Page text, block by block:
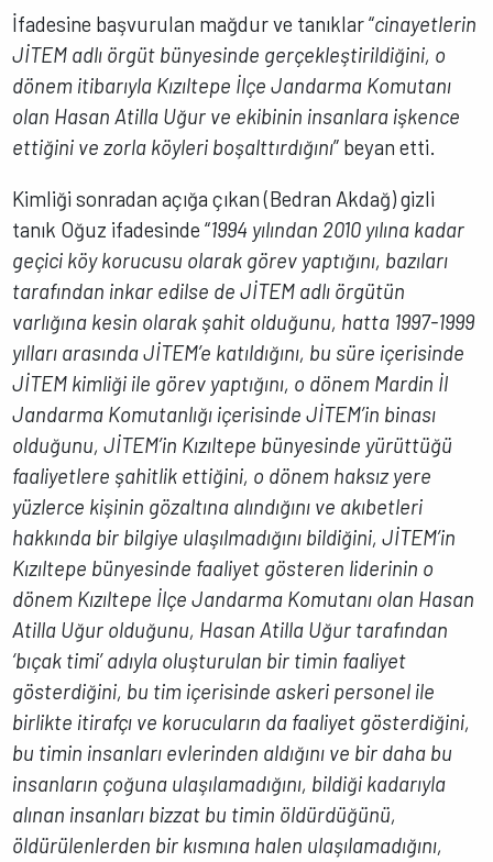
İfadesine başvurulan mağdur ve tanıklar “cinayetlerin
JİTEM adlı örgüt bünyesinde gerçekleştirildiğini, o
dönem itibarıyla Kızıltepe İlçe Jandarma Komutanı
olan Hasan Atilla Uğur ve ekibinin insanlara işkence
ettiğini ve zorla köyleri boşalttırdığını” beyan etti.
Kimliği sonradan açığa çıkan (Bedran Akdağ) gizli
tanık Oğuz ifadesinde “1994 yılından 2010 yılına kadar
geçici köy korucusu olarak görev yaptığını, bazıları
tarafından inkar edilse de JİTEM adlı örgütün
varlığına kesin olarak şahit olduğunu, hatta 1997-1999
yılları arasında JİTEM’e katıldığını, bu süre içerisinde
JİTEM kimliği ile görev yaptığını, o dönem Mardin İl
Jandarma Komutanlığı içerisinde JİTEM’in binası
olduğunu, JİTEM’in Kızıltepe bünyesinde yürüttüğü
faaliyetlere şahitlik ettiğini, o dönem haksız yere
yüzlerce kişinin gözaltına alındığını ve akıbetleri
hakkında bir bilgiye ulaşılmadığını bildiğini, JİTEM’in
Kızıltepe bünyesinde faaliyet gösteren liderinin o
dönem Kızıltepe İlçe Jandarma Komutanı olan Hasan
Atilla Uğur olduğunu, Hasan Atilla Uğur tarafından
‘bıçak timi’ adıyla oluşturulan bir timin faaliyet
gösterdiğini, bu tim içerisinde askeri personel ile
birlikte itirafçı ve korucuların da faaliyet gösterdiğini,
bu timin insanları evlerinden aldığını ve bir daha bu
insanların çoğuna ulaşılamadığını, bildiği kadarıyla
alınan insanları bizzat bu timin öldürdüğünü,
öldürülenlerden bir kısmına halen ulaşılamadığını,